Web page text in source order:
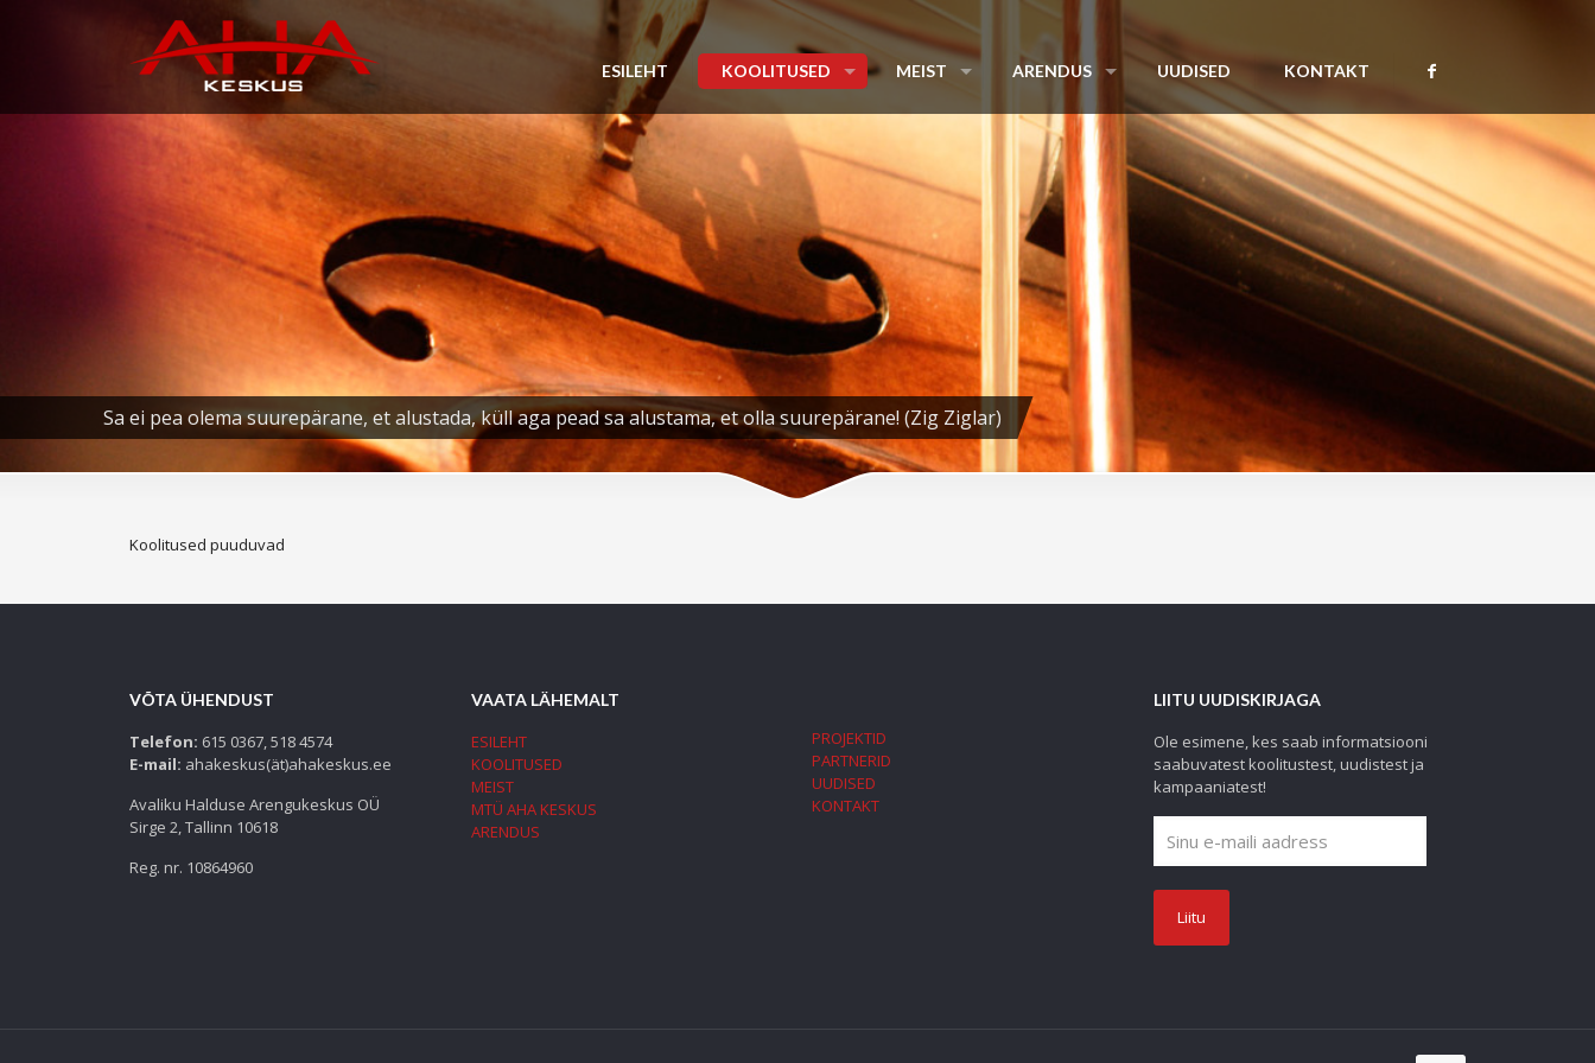
ESILEHT KOOLITUSED MEIST ARENDUS UUDISED KONTAKT
Sa ei pea olema suurepärane, et alustada, küll aga pead sa alustama, et olla suurepärane! (Zig Ziglar)
Koolitused puuduvad
VÕTA ÜHENDUST
Telefon: 615 0367, 518 4574
E-mail: ahakeskus(ät)ahakeskus.ee
Avaliku Halduse Arengukeskus OÜ
Sirge 2, Tallinn 10618
Reg. nr. 10864960
VAATA LÄHEMALT
ESILEHT
KOOLITUSED
MEIST
MTÜ AHA KESKUS
ARENDUS
PROJEKTID
PARTNERID
UUDISED
KONTAKT
LIITU UUDISKIRJAGA
Ole esimene, kes saab informatsiooni
saabuvatest koolitustest, uudistest ja
kampaaniatest!